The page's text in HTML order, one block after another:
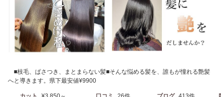
■枝毛、ぱさつき、まとまらない髪■そんな悩める髪を、誰もが憧れる艶髪
へと導きます。県下最安値¥9900